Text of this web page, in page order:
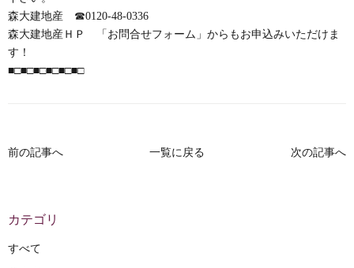
森大建地産 ☎0120-48-0336
森大建地産ＨＰ 「お問合せフォーム」からもお申込みいただけま
す！
■□■□■□■□■□■□
前の記事へ 一覧に戻る 次の記事へ
カテゴリ
すべて